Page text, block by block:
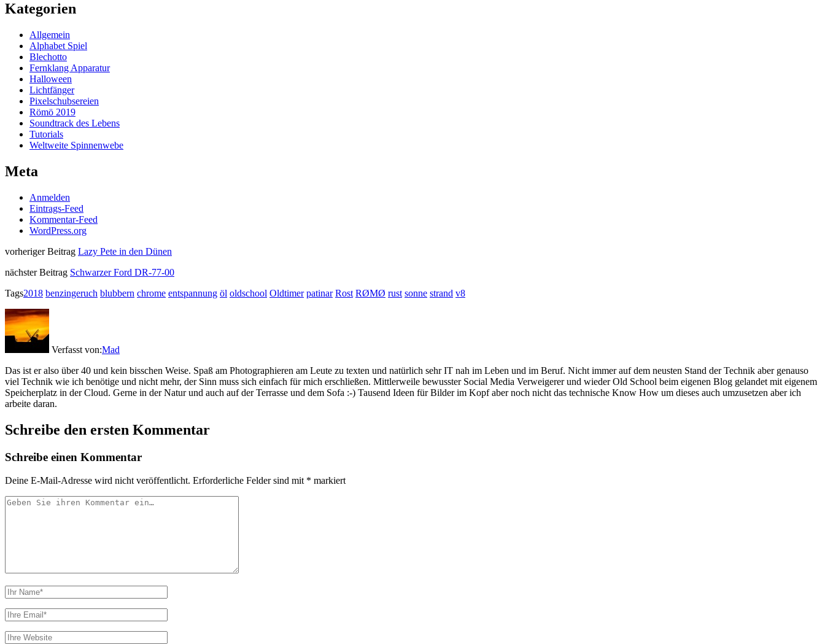
Kategorien
Allgemein
Alphabet Spiel
Blechotto
Fernklang Apparatur
Halloween
Lichtfänger
Pixelschubsereien
Römö 2019
Soundtrack des Lebens
Tutorials
Weltweite Spinnenwebe
Meta
Anmelden
Eintrags-Feed
Kommentar-Feed
WordPress.org
vorheriger Beitrag Lazy Pete in den Dünen
nächster Beitrag Schwarzer Ford DR-77-00
Tags2018 benzingeruch blubbern chrome entspannung öl oldschool Oldtimer patinar Rost RØMØ rust sonne strand v8
Verfasst von:Mad
Das ist er also über 40 und kein bisschen Weise. Spaß am Photographieren am Leute zu texten und natürlich sehr IT nah im Leben und im Beruf. Nicht immer auf dem neusten Stand der Technik aber genauso
viel Technik wie ich benötige und nicht mehr, der Sinn muss sich einfach für mich erschließen. Mittlerweile bewusster Social Media Verweigerer und wieder Old School beim eigenen Blog gelandet mit eigenem
Speicherplatz in der Cloud. Gerne in der Natur und auch auf der Terrasse und dem Sofa :-) Tausend Ideen für Bilder im Kopf aber noch nicht das technische Know How um dieses auch umzusetzen aber ich
arbeite daran.
Schreibe den ersten Kommentar
Schreibe einen Kommentar
Deine E-Mail-Adresse wird nicht veröffentlicht. Erforderliche Felder sind mit * markiert
Ihr
Ihr
Name
Ihre
Email
Webseiten